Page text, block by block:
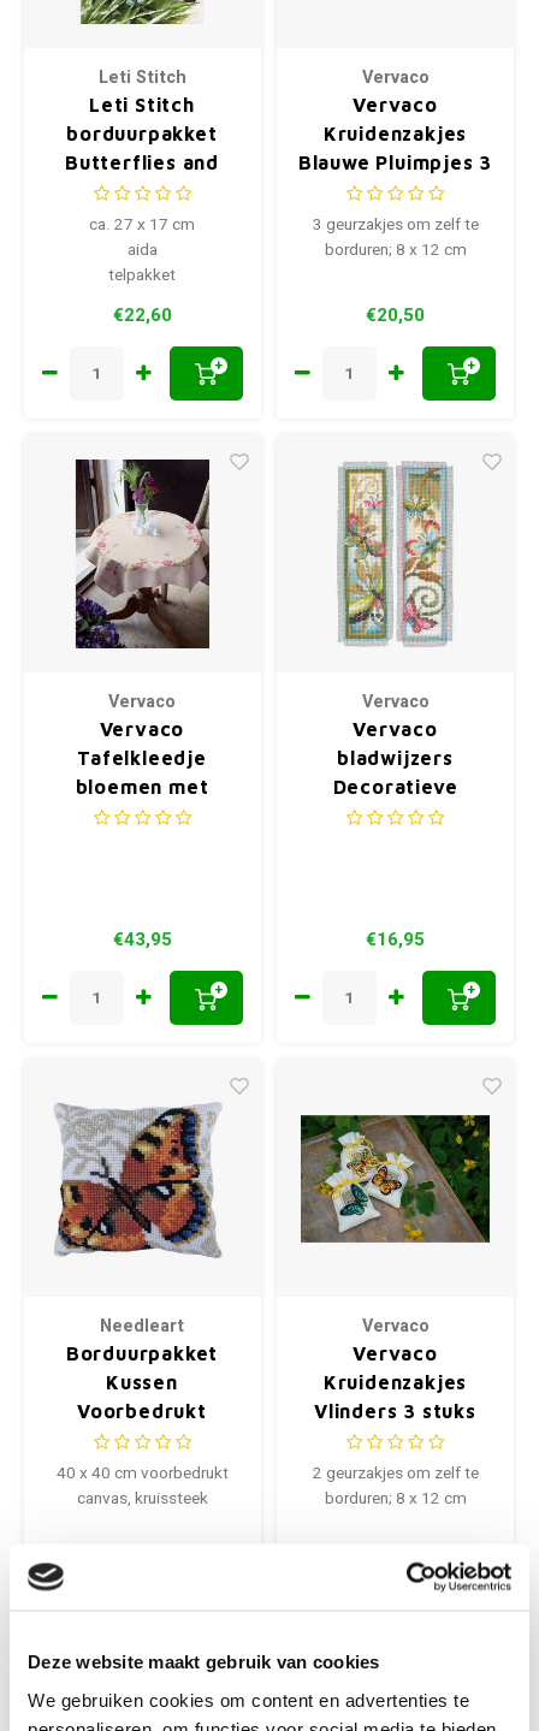
Deze website maakt gebruik van cookies
We gebruiken cookies om content en advertenties te
Leti Stitch
Leti Stitch
borduurpakket
Butterflies and
Bluebird Flowers
ca. 27 x 17 cm
aida
telpakket
€22,60
+
Vervaco
Vervaco
Kruidenzakjes
Blauwe Pluimpjes 3
stuks 0170243
3 geurzakjes om zelf te
borduren; 8 x 12 cm
€20,50
+
Vervaco
Vervaco
Tafelkleedje
bloemen met
vlinder 0021750
€43,95
+
Vervaco
Vervaco
bladwijzers
Decoratieve
vlinders 0155949
€16,95
+
Needleart
Borduurpakket
Kussen
Voorbedrukt
Umber Butterfly
40 x 40 cm
40 x 40 cm voorbedrukt
canvas, kruissteek
Vervaco
Vervaco
Kruidenzakjes
Vlinders 3 stuks
0147918
2 geurzakjes om zelf te
borduren; 8 x 12 cm
€20,50